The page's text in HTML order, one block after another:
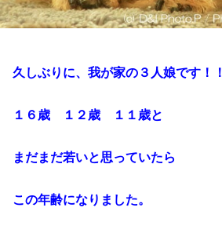
久しぶりに、我が家の３人娘です！！
１６歳 １２歳 １１歳と
まだまだ若いと思っていたら
この年齢になりました。